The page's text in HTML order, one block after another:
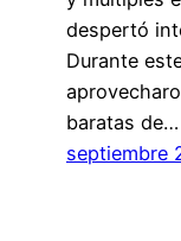
despertó
Durante
baratas de…
septiembre